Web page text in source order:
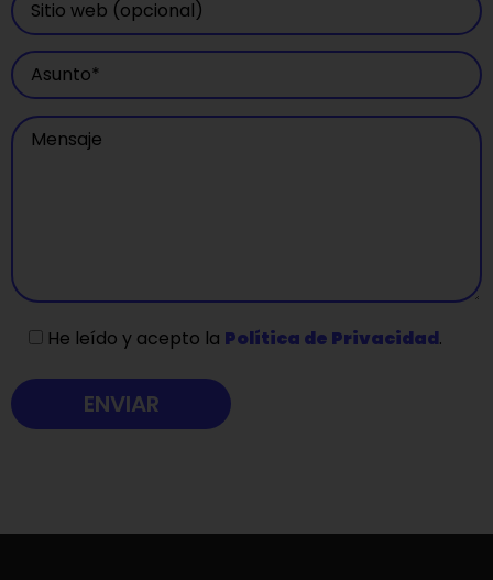
He leído y acepto la Política de Privacidad.